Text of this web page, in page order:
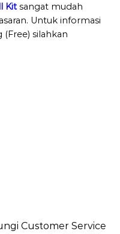
Kit sangat mudah
Untuk informasi
(Free) silahkan
Customer Service